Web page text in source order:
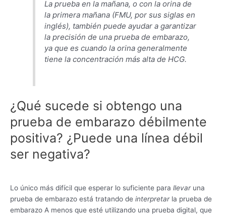
La prueba en la mañana, o con la orina de
la primera mañana (FMU, por sus siglas en
inglés), también puede ayudar a garantizar
la precisión de una prueba de embarazo,
ya que es cuando la orina generalmente
tiene la concentración más alta de HCG.
¿Qué sucede si obtengo una
prueba de embarazo débilmente
positiva? ¿Puede una línea débil
ser negativa?
Lo único más difícil que esperar lo suficiente para llevaruna
prueba de embarazo está tratando de interpretarla prueba de
embarazo A menos que esté utilizando una prueba digital, que